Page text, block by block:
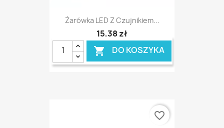
Żarówka LED Z Czujnikiem...
15,38 zł
 DO KOSZYKA
favorite_border